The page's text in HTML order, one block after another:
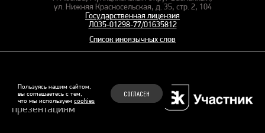
Пользуясь нашим сайтом,
вы соглашаетесь с тем,
что мы используем cookies
СОГЛАСЕН
Курсы для сотрудников
Пакетные предложения
Студия дизайна
Заказать презентацию
Оферта и лицензия
Политика конфиденциальности
Рекомендательные технологии
Файлы Cookie
ул. Нижняя Красносельская, д. 35, стр. 2, 104
Государственная лицензия
Л035-01298-77/01635812
Список иноязычных слов
© 2015–2026 Бонни и Слайд
Обучающие курсы по
презентациям